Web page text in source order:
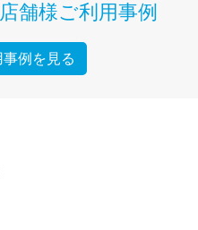
舗様ご利用事例
例を見る